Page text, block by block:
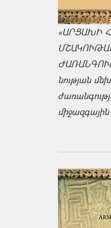
«ԱՐՑԱԽԻ
նության